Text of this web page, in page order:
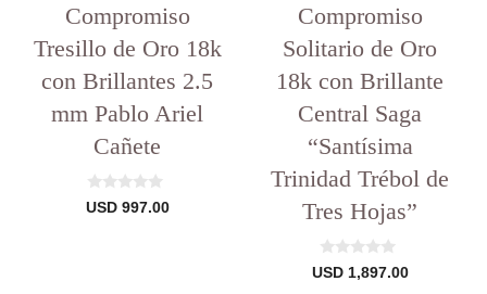
Compromiso
Tresillo de Oro 18k
con Brillantes 2.5
mm Pablo Ariel
Cañete
0
d
USD997.00
Compromiso
Solitario de Oro
18k con Brillante
Central Saga
“Santísima
Trinidad Trébol de
Tres Hojas”
0
d
USD1,897.00